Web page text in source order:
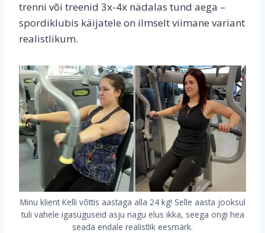
trenni või treenid 3x-4x nädalas tund aega –
spordiklubis käijatele on ilmselt viimane variant
realistlikum.
Minu klient Kelli võttis aastaga alla 24 kg! Selle aasta jooksul
tuli vahele igasuguseid asju nagu elus ikka, seega ongi hea
seada endale realistlik eesmärk.